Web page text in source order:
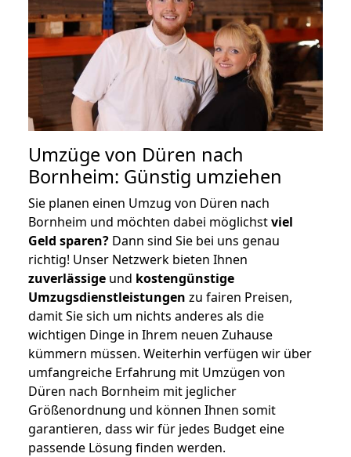
Umzüge von Düren nach
Bornheim: Günstig umziehen
Sie planen einen Umzug von Düren nach
Bornheim und möchten dabei möglichstviel
Geld sparen? Dann sind Sie bei uns genau
richtig! Unser Netzwerk bieten Ihnen
zuverlässige und kostengünstige
Umzugsdienstleistungen zu fairen Preisen,
damit Sie sich um nichts anderes als die
wichtigen Dinge in Ihrem neuen Zuhause
kümmern müssen. Weiterhin verfügen wir über
umfangreiche Erfahrung mit Umzügen von
Düren nach Bornheim mit jeglicher
Größenordnung und können Ihnen somit
garantieren, dass wir für jedes Budget eine
passende Lösung finden werden.